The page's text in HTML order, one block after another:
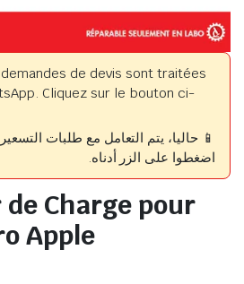
de devis sont traitées
Cliquez sur le bouton ci-
📱 حاليا، يتم التعامل مع طلبات
اضغطوا على الزر أدناه.
Charge pour
Apple